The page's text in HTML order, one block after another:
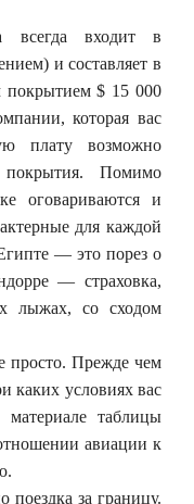
всегда входит в
и составляет в
покрытием $ 15 000
которая вас
плату возможно
Помимо
оговариваются и
для каждой
— это порез о
— страховка,
лыжах, со сходом
Прежде чем
каких условиях вас
таблицы
авиации к
за границу.